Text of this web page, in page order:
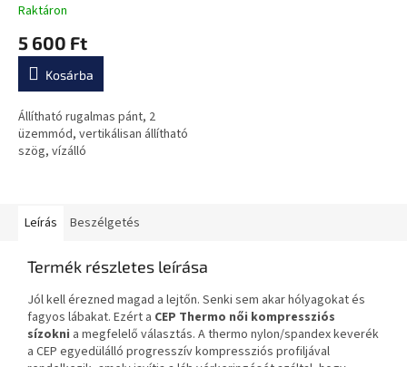
Raktáron
5 600 Ft
Kosárba
Állítható rugalmas pánt, 2
üzemmód, vertikálisan állítható
szög, vízálló
Leírás Beszélgetés
Termék részletes leírása
Jól kell érezned magad a lejtőn. Senki sem akar hólyagokat és
fagyos lábakat. Ezért a CEP Thermo női kompressziós
sízokni a megfelelő választás. A thermo nylon/spandex keverék
a CEP egyedülálló progresszív kompressziós profiljával